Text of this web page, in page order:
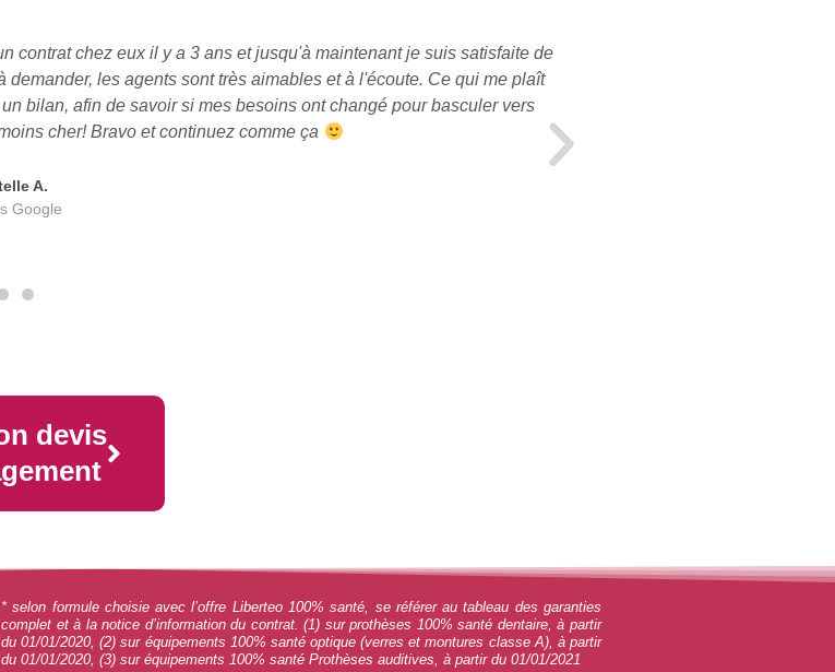
contrat chez eux il y a 3 ans et jusqu'à maintenant je suis satisfaite de
les agents sont très aimables et à l'écoute. Ce qui me plaît
bilan, afin de savoir si mes besoins ont changé pour basculer vers
cher! Bravo et continuez comme ça
A.
Google
devis
* selon formule choisie avec l’offre Liberteo 100% santé, se référer au tableau des garanties
complet et à la notice d’information du contrat. (1) sur prothèses 100% santé dentaire, à partir
du 01/01/2020, (2) sur équipements 100% santé optique (verres et montures classe A), à partir
du 01/01/2020, (3) sur équipements 100% santé Prothèses auditives, à partir du 01/01/2021